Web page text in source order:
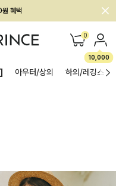
혜택
0
10,000
아우터/상의 하의/레깅스